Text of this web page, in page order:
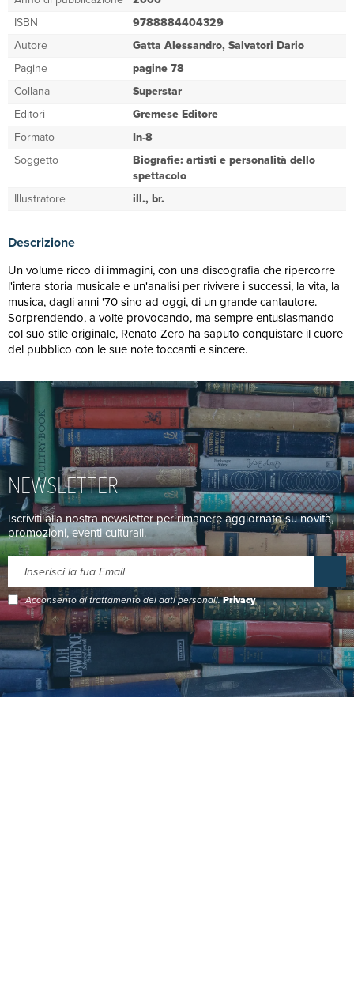
ISBN
9788884404329
Autore
Gatta Alessandro, Salvatori Dario
Pagine
pagine 78
Collana
Superstar
Editori
Gremese Editore
Formato
In-8
Soggetto
Biografie: artisti e personalità dello
spettacolo
Illustratore
ill., br.
Descrizione
Un volume ricco di immagini, con una discografia che ripercorre
l'intera storia musicale e un'analisi per rivivere i successi, la vita, la
musica, dagli anni '70 sino ad oggi, di un grande cantautore.
Sorprendendo, a volte provocando, ma sempre entusiasmando
col suo stile originale, Renato Zero ha saputo conquistare il cuore
del pubblico con le sue note toccanti e sincere.
NEWSLETTER
Iscriviti alla nostra newsletter per rimanere aggiornato su novità,
promozioni, eventi culturali.
Acconsento al trattamento dei dati personali.Privacy